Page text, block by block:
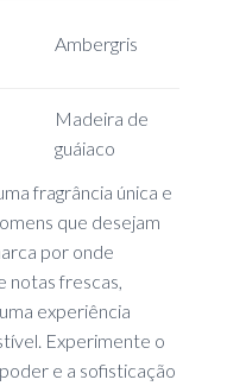
Ambergris
Madeira de
guáiaco
fragrância única e
que desejam
por onde
notas frescas,
experiência
Experimente o
e a sofisticação